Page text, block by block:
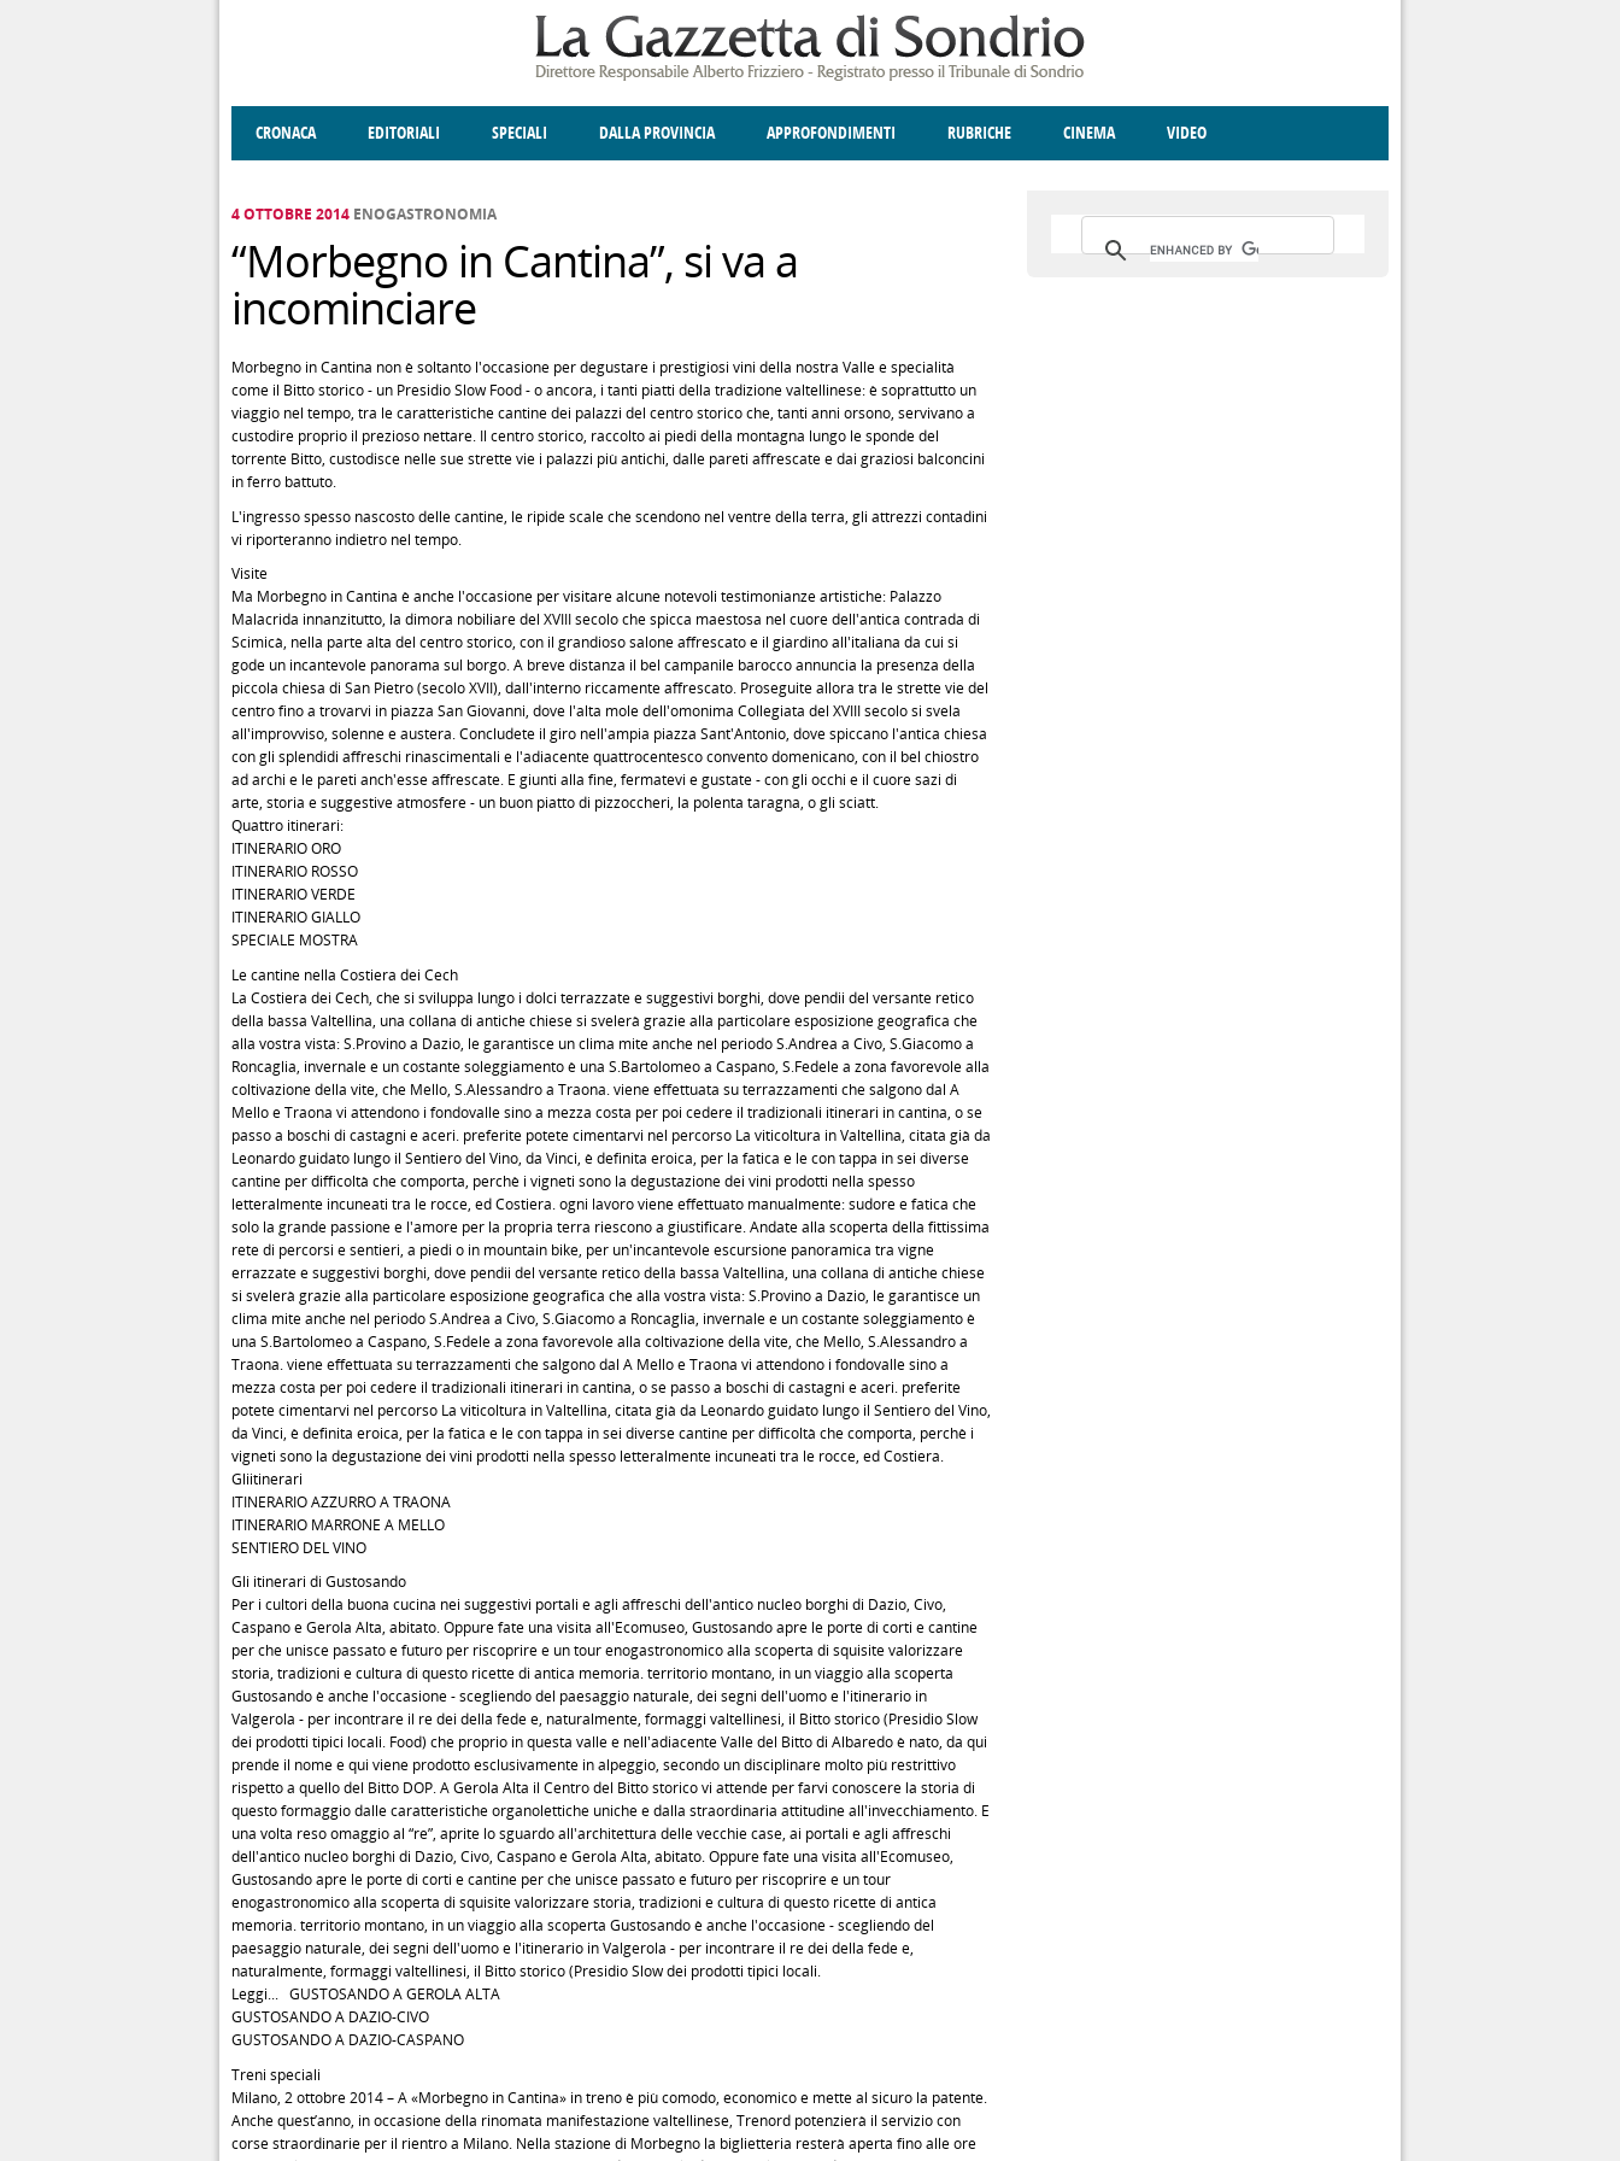
CRONACA EDITORIALI SPECIALI DALLA PROVINCIA APPROFONDIMENTI RUBRICHE CINEMA VIDEO
4 OTTOBRE 2014 ENOGASTRONOMIA
“Morbegno in Cantina”, si va a
incominciare
Morbegno in Cantina non è soltanto l'occasione per degustare i prestigiosi vini della nostra Valle e specialità
come il Bitto storico - un Presidio Slow Food - o ancora, i tanti piatti della tradizione valtellinese: è soprattutto un
viaggio nel tempo, tra le caratteristiche cantine dei palazzi del centro storico che, tanti anni orsono, servivano a
custodire proprio il prezioso nettare. Il centro storico, raccolto ai piedi della montagna lungo le sponde del
torrente Bitto, custodisce nelle sue strette vie i palazzi più antichi, dalle pareti affrescate e dai graziosi balconcini
in ferro battuto.
L'ingresso spesso nascosto delle cantine, le ripide scale che scendono nel ventre della terra, gli attrezzi contadini
vi riporteranno indietro nel tempo.
Visite
Ma Morbegno in Cantina è anche l'occasione per visitare alcune notevoli testimonianze artistiche: Palazzo
Malacrida innanzitutto, la dimora nobiliare del XVIII secolo che spicca maestosa nel cuore dell'antica contrada di
Scimicà, nella parte alta del centro storico, con il grandioso salone affrescato e il giardino all'italiana da cui si
gode un incantevole panorama sul borgo. A breve distanza il bel campanile barocco annuncia la presenza della
piccola chiesa di San Pietro (secolo XVII), dall'interno riccamente affrescato. Proseguite allora tra le strette vie del
centro fino a trovarvi in piazza San Giovanni, dove l'alta mole dell'omonima Collegiata del XVIII secolo si svela
all'improvviso, solenne e austera. Concludete il giro nell'ampia piazza Sant'Antonio, dove spiccano l'antica chiesa
con gli splendidi affreschi rinascimentali e l'adiacente quattrocentesco convento domenicano, con il bel chiostro
ad archi e le pareti anch'esse affrescate. E giunti alla fine, fermatevi e gustate - con gli occhi e il cuore sazi di
arte, storia e suggestive atmosfere - un buon piatto di pizzoccheri, la polenta taragna, o gli sciatt.
Quattro itinerari:
ITINERARIO ORO
ITINERARIO ROSSO
ITINERARIO VERDE
ITINERARIO GIALLO
SPECIALE MOSTRA
Le cantine nella Costiera dei Cech
La Costiera dei Cech, che si sviluppa lungo i dolci terrazzate e suggestivi borghi, dove pendii del versante retico
della bassa Valtellina, una collana di antiche chiese si svelerà grazie alla particolare esposizione geografica che
alla vostra vista: S.Provino a Dazio, le garantisce un clima mite anche nel periodo S.Andrea a Civo, S.Giacomo a
Roncaglia, invernale e un costante soleggiamento è una S.Bartolomeo a Caspano, S.Fedele a zona favorevole alla
coltivazione della vite, che Mello, S.Alessandro a Traona. viene effettuata su terrazzamenti che salgono dal A
Mello e Traona vi attendono i fondovalle sino a mezza costa per poi cedere il tradizionali itinerari in cantina, o se
passo a boschi di castagni e aceri. preferite potete cimentarvi nel percorso La viticoltura in Valtellina, citata già da
Leonardo guidato lungo il Sentiero del Vino, da Vinci, è definita eroica, per la fatica e le con tappa in sei diverse
cantine per difficoltà che comporta, perchè i vigneti sono la degustazione dei vini prodotti nella spesso
letteralmente incuneati tra le rocce, ed Costiera. ogni lavoro viene effettuato manualmente: sudore e fatica che
solo la grande passione e l'amore per la propria terra riescono a giustificare. Andate alla scoperta della fittissima
rete di percorsi e sentieri, a piedi o in mountain bike, per un'incantevole escursione panoramica tra vigne
errazzate e suggestivi borghi, dove pendii del versante retico della bassa Valtellina, una collana di antiche chiese
si svelerà grazie alla particolare esposizione geografica che alla vostra vista: S.Provino a Dazio, le garantisce un
clima mite anche nel periodo S.Andrea a Civo, S.Giacomo a Roncaglia, invernale e un costante soleggiamento è
una S.Bartolomeo a Caspano, S.Fedele a zona favorevole alla coltivazione della vite, che Mello, S.Alessandro a
Traona. viene effettuata su terrazzamenti che salgono dal A Mello e Traona vi attendono i fondovalle sino a
mezza costa per poi cedere il tradizionali itinerari in cantina, o se passo a boschi di castagni e aceri. preferite
potete cimentarvi nel percorso La viticoltura in Valtellina, citata già da Leonardo guidato lungo il Sentiero del Vino,
da Vinci, è definita eroica, per la fatica e le con tappa in sei diverse cantine per difficoltà che comporta, perchè i
vigneti sono la degustazione dei vini prodotti nella spesso letteralmente incuneati tra le rocce, ed Costiera.
Gliitinerari
ITINERARIO AZZURRO A TRAONA
ITINERARIO MARRONE A MELLO
SENTIERO DEL VINO
Gli itinerari di Gustosando
Per i cultori della buona cucina nei suggestivi portali e agli affreschi dell'antico nucleo borghi di Dazio, Civo,
Caspano e Gerola Alta, abitato. Oppure fate una visita all'Ecomuseo, Gustosando apre le porte di corti e cantine
per che unisce passato e futuro per riscoprire e un tour enogastronomico alla scoperta di squisite valorizzare
storia, tradizioni e cultura di questo ricette di antica memoria. territorio montano, in un viaggio alla scoperta
Gustosando è anche l'occasione - scegliendo del paesaggio naturale, dei segni dell'uomo e l'itinerario in
Valgerola - per incontrare il re dei della fede e, naturalmente, formaggi valtellinesi, il Bitto storico (Presidio Slow
dei prodotti tipici locali. Food) che proprio in questa valle e nell'adiacente Valle del Bitto di Albaredo è nato, da qui
prende il nome e qui viene prodotto esclusivamente in alpeggio, secondo un disciplinare molto più restrittivo
rispetto a quello del Bitto DOP. A Gerola Alta il Centro del Bitto storico vi attende per farvi conoscere la storia di
questo formaggio dalle caratteristiche organolettiche uniche e dalla straordinaria attitudine all'invecchiamento. E
una volta reso omaggio al “re”, aprite lo sguardo all'architettura delle vecchie case, ai portali e agli affreschi
dell'antico nucleo borghi di Dazio, Civo, Caspano e Gerola Alta, abitato. Oppure fate una visita all'Ecomuseo,
Gustosando apre le porte di corti e cantine per che unisce passato e futuro per riscoprire e un tour
enogastronomico alla scoperta di squisite valorizzare storia, tradizioni e cultura di questo ricette di antica
memoria. territorio montano, in un viaggio alla scoperta Gustosando è anche l'occasione - scegliendo del
paesaggio naturale, dei segni dell'uomo e l'itinerario in Valgerola - per incontrare il re dei della fede e,
naturalmente, formaggi valtellinesi, il Bitto storico (Presidio Slow dei prodotti tipici locali.
Leggi... GUSTOSANDO A GEROLA ALTA
GUSTOSANDO A DAZIO-CIVO
GUSTOSANDO A DAZIO-CASPANO
Treni speciali
Milano, 2 ottobre 2014 – A «Morbegno in Cantina» in treno è più comodo, economico e mette al sicuro la patente.
Anche quest’anno, in occasione della rinomata manifestazione valtellinese, Trenord potenzierà il servizio con
corse straordinarie per il rientro a Milano. Nella stazione di Morbegno la biglietteria resterà aperta fino alle ore